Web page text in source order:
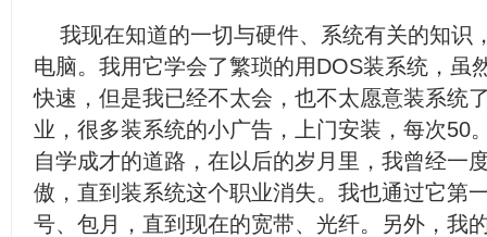
我现在知道的一切与硬件、系统有关的知识
电脑。我用它学会了繁琐的用DOS装系统，虽
快速，但是我已经不太会，也不太愿意装系统
业，很多装系统的小广告，上门安装，每次50
自学成才的道路，在以后的岁月里，我曾经一
傲，直到装系统这个职业消失。我也通过它第
号、包月，直到现在的宽带、光纤。另外，我